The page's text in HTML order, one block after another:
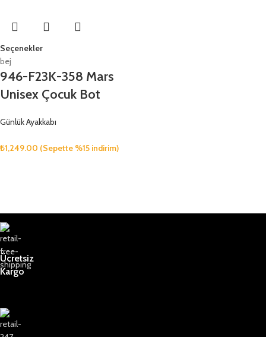
Seçenekler
bej
946-F23K-358 Mars
Unisex Çocuk Bot
Günlük Ayakkabı
₺1,249.00 (Sepette %15 indirim)
Ücretsiz
Kargo